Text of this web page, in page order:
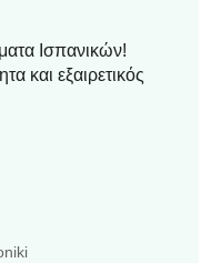
Ισπανικών!
και εξαιρετικός